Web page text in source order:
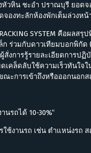
วหิน ชะอำ ปราณบุรี ยอดจ
จองทะลักห้องพักเต็มล่วงหน้
SYSTEM คือผ
ก ร่วมกับดาวเทียมบอกพิกั
สั่งการรู้รายละเอียดการป
เคล็ดลับใช้ความเร็วทันใจ
ะการเข้าถึงหรือออกนอกส
รถได้ 10-30%”
ช้งานรถ เช่น ตำแหน่งรถ